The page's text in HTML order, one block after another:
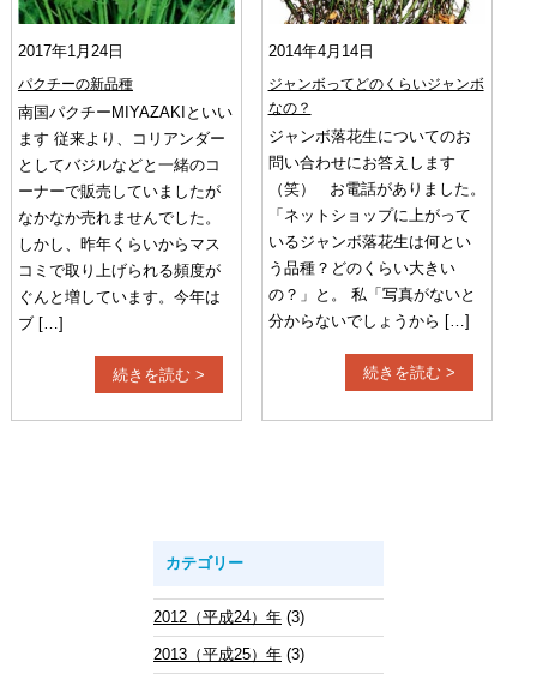
2017年1月24日
パクチーの新品種
南国パクチーMIYAZAKIといい
ます 従来より、コリアンダー
としてバジルなどと一緒のコ
ーナーで販売していましたが
なかなか売れませんでした。
しかし、昨年くらいからマス
コミで取り上げられる頻度が
ぐんと増しています。今年は
ブ […]
続きを読む >
2014年4月14日
ジャンボってどのくらいジャンボ
なの？
ジャンボ落花生についてのお
問い合わせにお答えします
（笑） お電話がありました。
「ネットショップに上がって
いるジャンボ落花生は何とい
う品種？どのくらい大きい
の？」と。 私「写真がないと
分からないでしょうから […]
続きを読む >
カテゴリー
2012（平成24）年 (3)
2013（平成25）年 (3)